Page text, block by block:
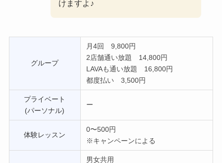
けますよ♪
グループ
月4回 9,800円
2店舗通い放題 14,800円
LAVAも通い放題 16,800円
都度払い 3,500円
プライベート
(パーソナル)
ー
体験レッスン
0〜500円
※キャンペーンによる
男女共用